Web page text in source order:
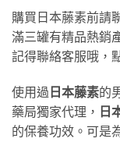
購買日本藤素前請
滿三罐有精品熱銷
記得聯絡客服哦，
使用過 日本藤素的
藥局獨家代理， 日
的保養功效。可是